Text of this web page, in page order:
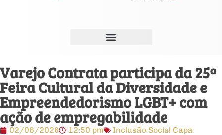
Varejo Contrata participa da 25ª
Feira Cultural da Diversidade e
Empreendedorismo LGBT+ com
ação de empregabilidade
02/06/2026 12:50 pm Inclusão Social Capa